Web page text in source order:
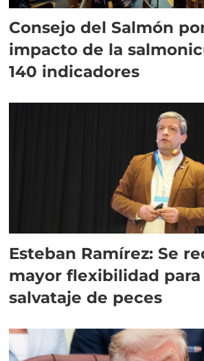
Consejo del Salmón
impacto de la
140 indicadores
Esteban Ramírez: Se
mayor flexibilidad
salvataje de peces